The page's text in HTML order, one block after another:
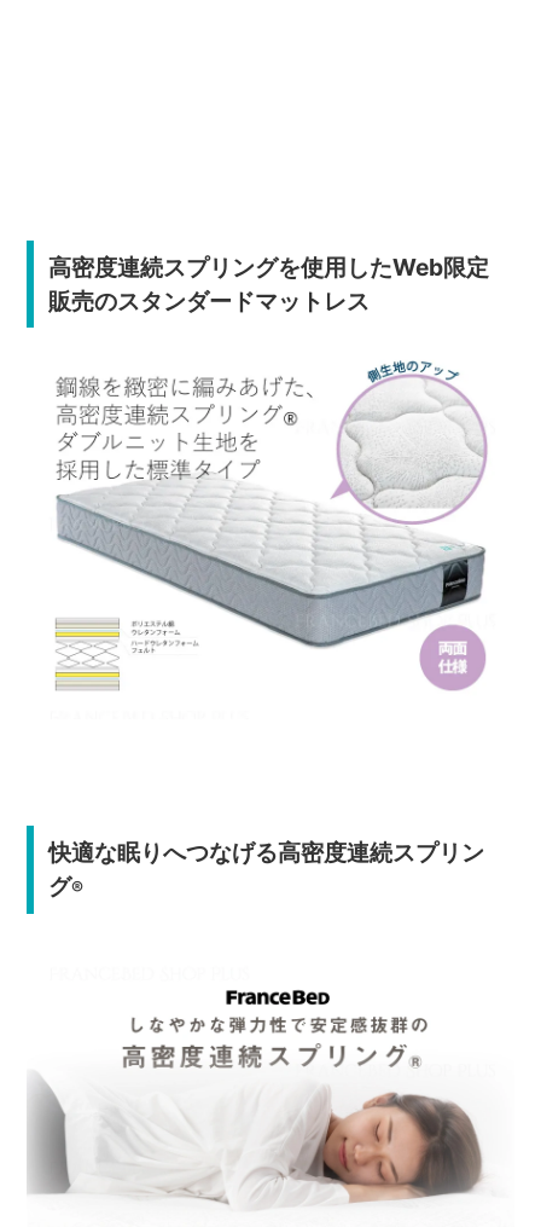
高密度連続スプリングを使用したWeb限定
販売のスタンダードマットレス
快適な眠りへつなげる高密度連続スプリン
グ®